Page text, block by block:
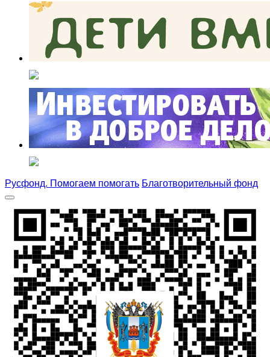
Русфонд. Помогаем помогать Благотворительный фонд